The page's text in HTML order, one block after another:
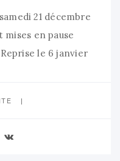
21 décembre
mises en pause
le 6 janvier